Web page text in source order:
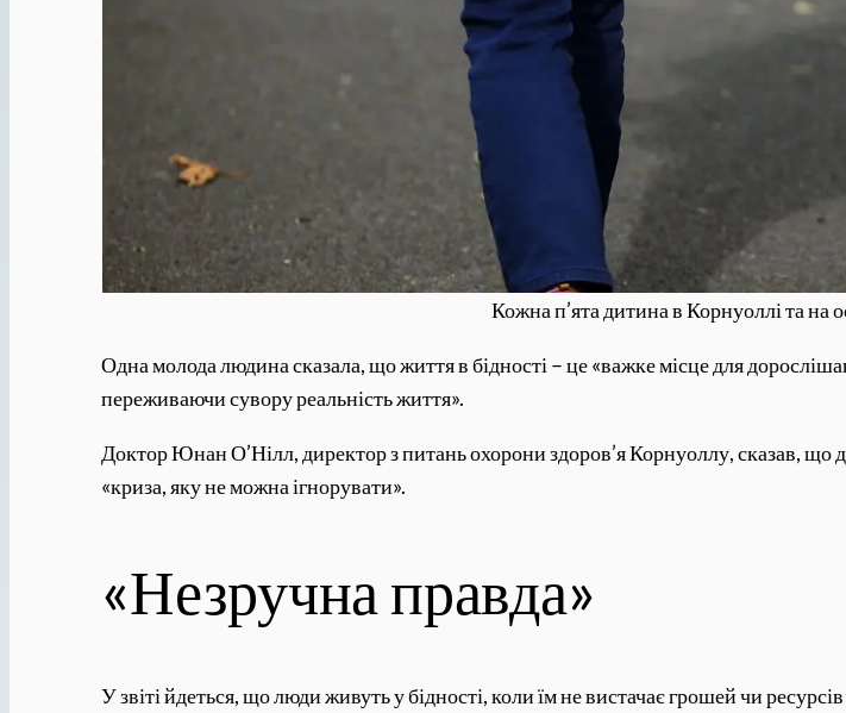
Кожна п’ята дитина в Корнуоллі та на
Одна молода людина сказала, що життя в бідності – це «важке місце для
переживаючи сувору реальність життя».
Доктор Юнан О’Нілл, директор з питань охорони здоров’я Корнуоллу, сказав, що
«криза, яку не можна ігнорувати».
«Незручна правда»
У звіті йдеться, що люди живуть у бідності, коли їм не вистачає грошей чи